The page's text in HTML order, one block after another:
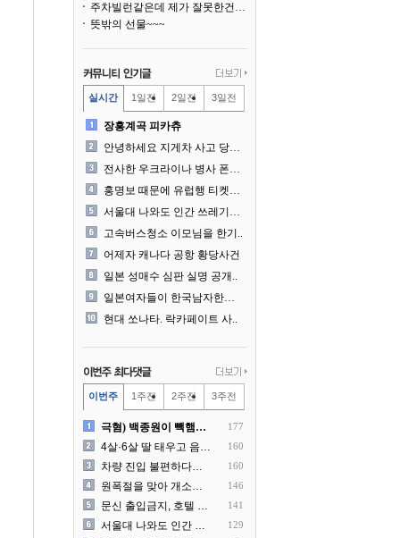
주차빌런같은데 제가 잘못한건가요
뜻밖의 선물~~~
실시간 1일전 2일전 3일전
장흥계곡 피카츄
안녕하세요 지게차 사고 당사..
전사한 우크라이나 병사 폰에..
홍명보 때문에 유럽행 티켓을..
서울대 나와도 인간 쓰레기일..
고속버스청소 이모님을 한기..
어제자 캐나다 공항 황당사건
일본 성매수 심판 실명 공개..
일본여자들이 한국남자한테 감..
현대 쏘나타. 락카페이트 사..
이번주 1주전 2주전 3주전
극혐) 백종원이 빽햄과 함께.. 177
4살·6살 딸 태우고 음주운.. 160
차량 진입 불편하다고 도로 .. 160
원폭절을 맞아 개소리를 늘어.. 146
문신 출입금지, 호텔 헬스장.. 141
서울대 나와도 인간 쓰레기일.. 129